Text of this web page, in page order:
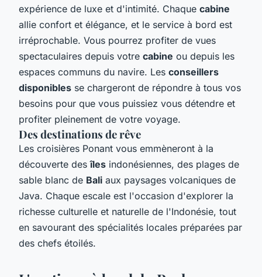
expérience de luxe et d'intimité. Chaque cabine
allie confort et élégance, et le service à bord est
irréprochable. Vous pourrez profiter de vues
spectaculaires depuis votre cabine ou depuis les
espaces communs du navire. Les conseillers
disponibles se chargeront de répondre à tous vos
besoins pour que vous puissiez vous détendre et
profiter pleinement de votre voyage.
Des destinations de rêve
Les croisières Ponant vous emmèneront à la
découverte desîles indonésiennes, des plages de
sable blanc de Bali aux paysages volcaniques de
Java. Chaque escale est l'occasion d'explorer la
richesse culturelle et naturelle de l'Indonésie, tout
en savourant des spécialités locales préparées par
des chefs étoilés.